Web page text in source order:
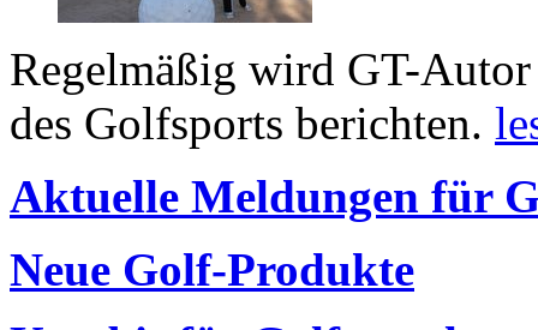
Regelmäßig wird GT-
des Golfsports berichten.
Aktuelle Meldungen für
Neue Golf-Produkte